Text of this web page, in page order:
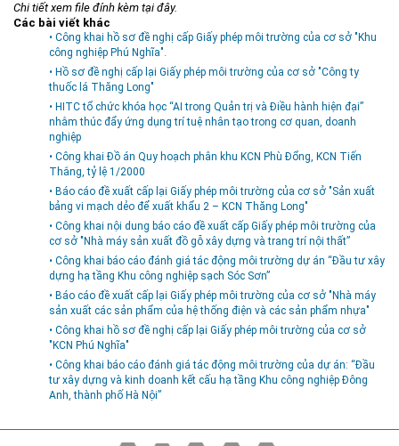
Khu CNC Hòa Lạc
Lao động
Môi trường
Quy hoạch - Xây dựng
Ưu đãi đầu tư
Công nghệ và Sản phẩm
Văn bản khác
Liên kết
Liên hệ
Chi tiết xem file đính kèm tại đây.
Các bài viết khác
• Công khai hồ sơ đề nghị cấp Giấy phép môi trường của cơ sở "Khu
công nghiệp Phú Nghĩa".
• Hồ sơ đề nghị cấp lại Giấy phép môi trường của cơ sở "Công ty
thuốc lá Thăng Long"
• HITC tổ chức khóa học “AI trong Quản trị và Điều hành hiện đại”
nhằm thúc đẩy ứng dụng trí tuệ nhân tạo trong cơ quan, doanh
nghiệp
• Công khai Đồ án Quy hoạch phân khu KCN Phù Đổng, KCN Tiến
Thắng, tỷ lệ 1/2000
• Báo cáo đề xuất cấp lại Giấy phép môi trường của cơ sở "Sản xuất
bảng vi mạch dẻo để xuất khẩu 2 – KCN Thăng Long"
• Công khai nội dung báo cáo đề xuất cấp Giấy phép môi trường của
cơ sở "Nhà máy sản xuất đồ gỗ xây dựng và trang trí nội thất”
• Công khai báo cáo đánh giá tác động môi trường dự án “Đầu tư xây
dựng hạ tầng Khu công nghiệp sạch Sóc Sơn”
• Báo cáo đề xuất cấp lại Giấy phép môi trường của cơ sở "Nhà máy
sản xuất các sản phẩm của hệ thống điện và các sản phẩm nhựa"
• Công khai hồ sơ đề nghị cấp lại Giấy phép môi trường của cơ sở
"KCN Phú Nghĩa"
• Công khai báo cáo đánh giá tác động môi trường của dự án: “Đầu
tư xây dựng và kinh doanh kết cấu hạ tầng Khu công nghiệp Đông
Anh, thành phố Hà Nội”